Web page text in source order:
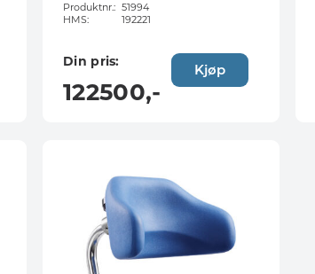
Produktnr.: 51994
HMS:
192221
Din pris:
122500,-
Kjøp